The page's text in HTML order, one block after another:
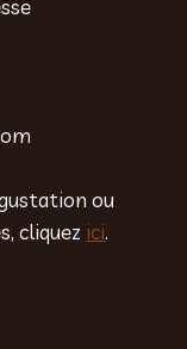
ou
cliquez ici.